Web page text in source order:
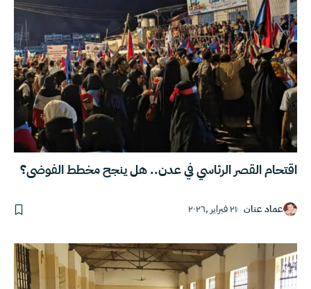
اقتحام القصر الرئاسي في عدن.. هل ينجح مخطط الفوضى؟
عماد عنان ٢١ فبراير ,٢٠٢٦